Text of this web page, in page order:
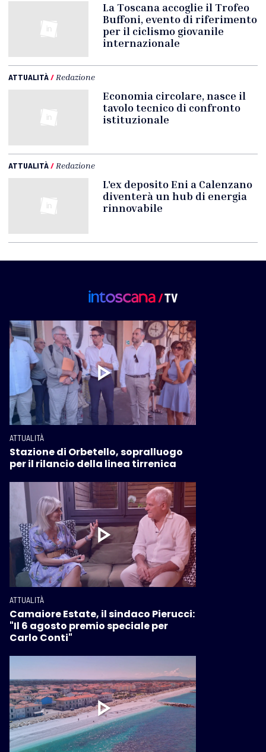
La Toscana accoglie il Trofeo
Buffoni, evento di riferimento
per il ciclismo giovanile
internazionale
ATTUALITÀ/ Redazione
Economia circolare, nasce il
tavolo tecnico di confronto
istituzionale
ATTUALITÀ/ Redazione
L'ex deposito Eni a Calenzano
diventerà un hub di energia
rinnovabile
ATTUALITÀ
Stazione di Orbetello, sopralluogo
per il rilancio della linea tirrenica
ATTUALITÀ
Camaiore Estate, il sindaco Pierucci:
"Il 6 agosto premio speciale per
Carlo Conti"